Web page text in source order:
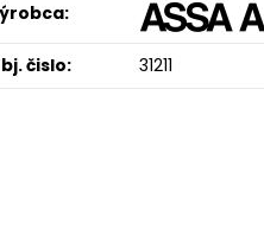
čislo: 31211